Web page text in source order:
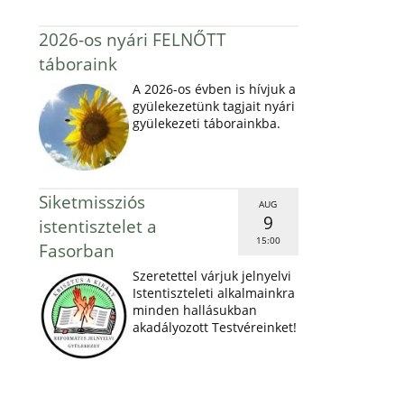
2026-os nyári FELNŐTT
táboraink
A 2026-os évben is hívjuk a
gyülekezetünk tagjait nyári
gyülekezeti táborainkba.
AUG
9
15:00
Siketmissziós
istentisztelet a
Fasorban
Szeretettel várjuk jelnyelvi
Istentiszteleti alkalmainkra
minden hallásukban
akadályozott Testvéreinket!